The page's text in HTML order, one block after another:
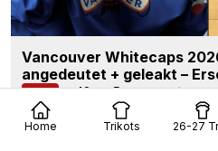
Home Trikots 26-27
Vancouver Whitecaps
angedeutet + geleakt –
LEAK 48 5 0 4.1K 1 T.